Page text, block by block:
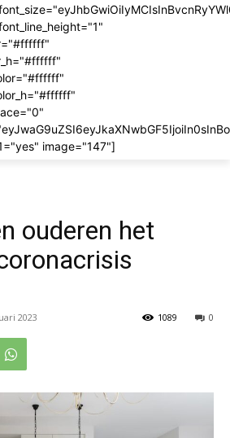
image="147"]
ouderen het
2023 0
1089